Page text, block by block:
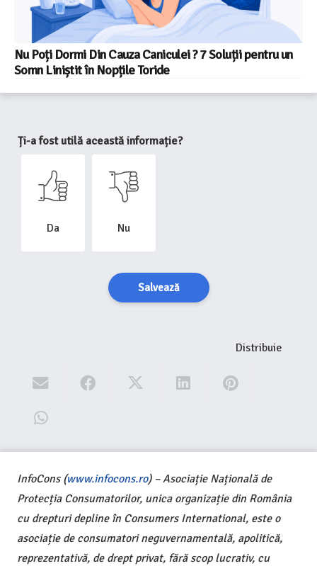
Nu Poți Dormi Din Cauza Caniculei ? 7 Soluții pentru un
Somn Liniștit în Nopțile Toride
Ți-a fost utilă această informație?
Da Nu
Salvează
Distribuie
InfoCons (www.infocons.ro) – Asociație Națională de
Protecția Consumatorilor, unica organizație din România
cu drepturi depline în Consumers International, este o
asociație de consumatori neguvernamentală, apolitică,
reprezentativă, de drept privat, fără scop lucrativ, cu